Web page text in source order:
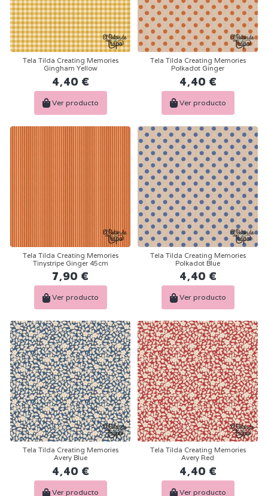
Tela Tilda Creating Memories
Gingham Yellow
4,40 €
Ver producto
Tela Tilda Creating Memories
Polkadot Ginger
4,40 €
Ver producto
Tela Tilda Creating Memories
Tinystripe Ginger 45cm
7,90 €
Ver producto
Tela Tilda Creating Memories
Polkadot Blue
4,40 €
Ver producto
Tela Tilda Creating Memories
Avery Blue
4,40 €
Ver producto
Tela Tilda Creating Memories
Avery Red
4,40 €
Ver producto